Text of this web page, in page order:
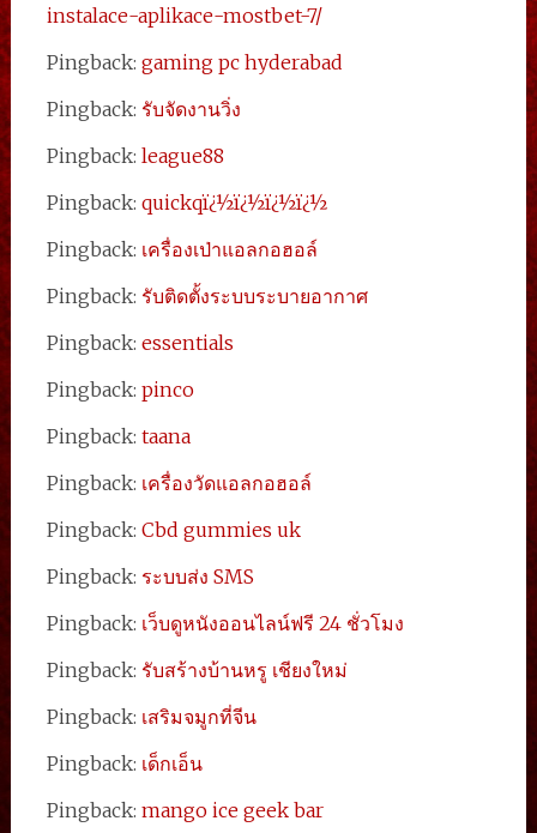
instalace-aplikace-mostbet-7/
Pingback: gaming pc hyderabad
Pingback: รับจัดงานวิ่ง
Pingback: league88
Pingback: quickqï¿½ï¿½ï¿½ï¿½
Pingback: เครื่องเป่าแอลกอฮอล์
Pingback: รับติดตั้งระบบระบายอากาศ
Pingback: essentials
Pingback: pinco
Pingback: taana
Pingback: เครื่องวัดแอลกอฮอล์
Pingback: Cbd gummies uk
Pingback: ระบบส่ง SMS
Pingback: เว็บดูหนังออนไลน์ฟรี 24 ชั่วโมง
Pingback: รับสร้างบ้านหรู เชียงใหม่
Pingback: เสริมจมูกที่จีน
Pingback: เด็กเอ็น
Pingback: mango ice geek bar